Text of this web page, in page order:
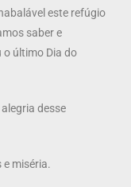
este refúgio
saber e
o último Dia do
desse
miséria.